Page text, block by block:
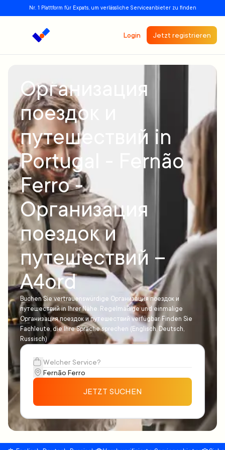
Nr. 1 Plattform für Expats, um verlässliche Serviceanbieter zu finden
Login Jetzt registrieren
Организация
поездок и
путешествий in
Portugal - Fernão
Ferro -
Организация
поездок и
путешествий –
A4ord
Buchen Sie vertrauenswürdige Организация поездок и
путешествий in Ihrer Nähe. Regelmäßige und einmalige
Организация поездок и путешествий verfügbar. Finden Sie
Fachleute, die Ihre Sprache sprechen (Englisch, Deutsch,
Russisch)
JETZT SUCHEN